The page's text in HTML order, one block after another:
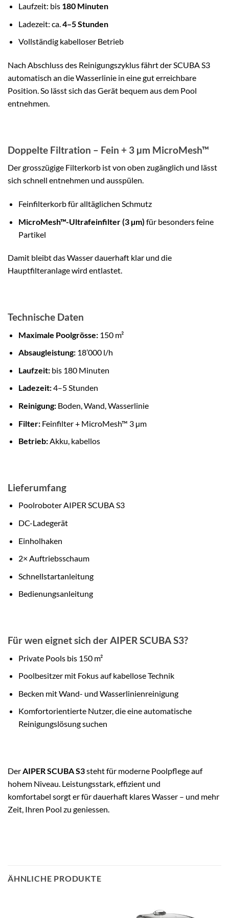
Laufzeit: bis 180 Minuten
Ladezeit: ca. 4–5 Stunden
Vollständig kabelloser Betrieb
Nach Abschluss des Reinigungszyklus fährt der SCUBA S3
automatisch an die Wasserlinie in eine gut erreichbare
Position. So lässt sich das Gerät bequem aus dem Pool
entnehmen.
Doppelte Filtration – Fein + 3 µm MicroMesh™
Der grosszügige Filterkorb ist von oben zugänglich und lässt
sich schnell entnehmen und ausspülen.
Feinfilterkorb für alltäglichen Schmutz
MicroMesh™-Ultrafeinfilter (3 µm) für besonders feine
Partikel
Damit bleibt das Wasser dauerhaft klar und die
Hauptfilteranlage wird entlastet.
Technische Daten
Maximale Poolgrösse:150 m²
Absaugleistung:18’000 l/h
Laufzeit:bis 180 Minuten
Ladezeit:4–5 Stunden
Reinigung:Boden, Wand, Wasserlinie
Filter:Feinfilter + MicroMesh™ 3 µm
Betrieb:Akku, kabellos
Lieferumfang
Poolroboter AIPER SCUBA S3
DC-Ladegerät
Einholhaken
2× Auftriebsschaum
Schnellstartanleitung
Bedienungsanleitung
Für wen eignet sich der AIPER SCUBA S3?
Private Pools bis 150 m²
Poolbesitzer mit Fokus auf kabellose Technik
Becken mit Wand- und Wasserlinienreinigung
Komfortorientierte Nutzer, die eine automatische
Reinigungslösung suchen
DerAIPER SCUBA S3steht für moderne Poolpflege auf
hohem Niveau. Leistungsstark, effizient und
komfortabel sorgt er für dauerhaft klares Wasser – und mehr
Zeit, Ihren Pool zu geniessen.
ÄHNLICHE PRODUKTE